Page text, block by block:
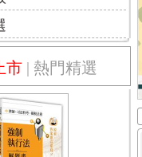
市 | 熱門精選